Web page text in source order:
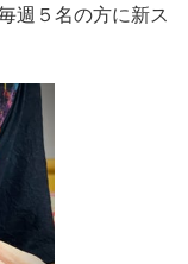
週５名の方に新ス